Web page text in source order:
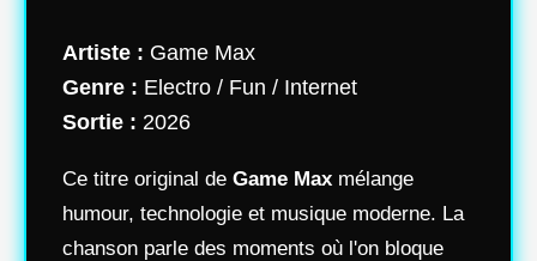
Artiste : Game Max
Genre : Electro / Fun / Internet
Sortie : 2026
Ce titre original de Game Max mélange
humour, technologie et musique moderne. La
chanson parle des moments où l'on bloque